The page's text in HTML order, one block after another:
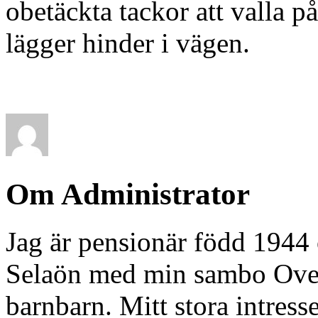
obetäckta tackor att valla
lägger hinder i vägen.
Om Administrator
Jag är pensionär född
Selaön med min sambo
barnbarn. Mitt stora